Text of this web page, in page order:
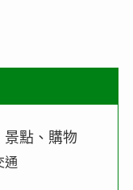
景點、購物
通